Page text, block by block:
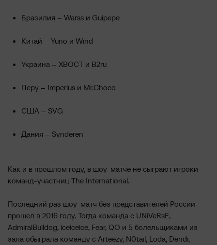
Бразилия – Warss и Guipepe
Китай – Yuno и Wind
Украина – XBOCT и B2ru
Перу – Imperius и Mr.Choco
США – SVG
Дания – Synderen
Как и в прошлом году, в шоу-матче не сыграют игроки
команд-участниц The International.
Последний раз шоу-матч без представителей России
прошел в 2016 году. Тогда команда с UNiVeRsE,
AdmiralBulldog, iceiceice, Fear, QO и 5 болельщиками из
зала обыграла команду с Arteezy, N0tail, Loda, Dendi,